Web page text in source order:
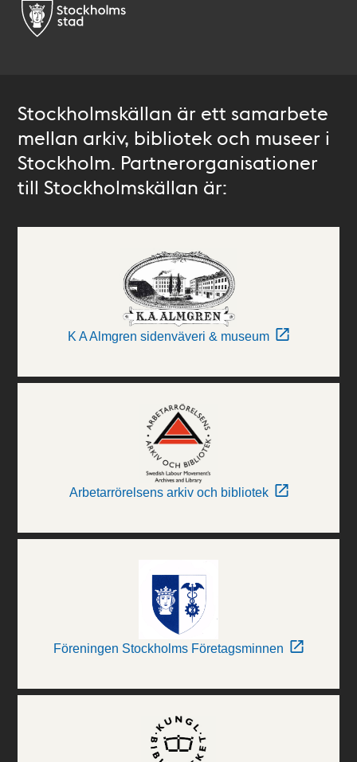
Stockholmskällan är ett samarbete
mellan arkiv, bibliotek och museer i
Stockholm. Partnerorganisationer
till Stockholmskällan är:
K A Almgren sidenväveri & museum
Arbetarrörelsens arkiv och bibliotek
Föreningen Stockholms Företagsminnen